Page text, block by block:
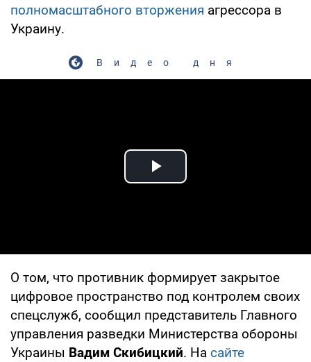
полномасштабного вторжения агрессора в
Украину.
Видео дня
Play Video
О том, что противник формирует закрытое
цифровое пространство под контролем своих
спецслужб, сообщил представитель Главного
управления разведки Министерства обороны
Украины Вадим Скибицкий. На сайте